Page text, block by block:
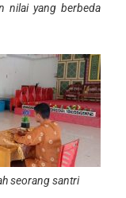
nilai yang berbeda
seorang santri